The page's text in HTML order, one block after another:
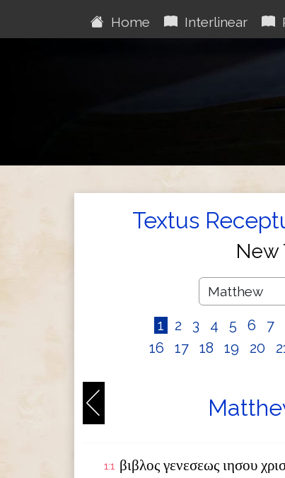
Home Interlinear
Textus
New
1 2 3 4 5 6 7
16
17 18 19 20
1:1 βιβλος γενεσεως ιησου